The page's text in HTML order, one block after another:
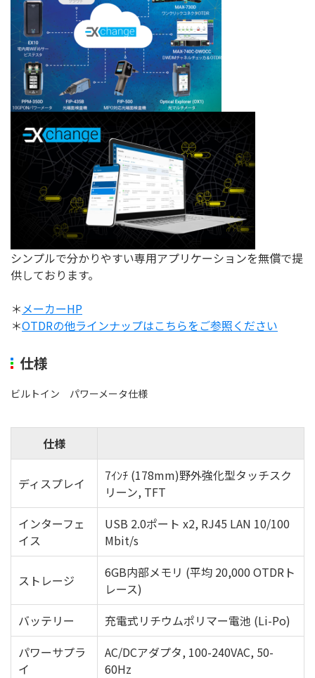
シンプルで分かりやすい専用アプリケーションを無償で提
供しております。
＊メーカーHP
＊OTDRの他ラインナップはこちらをご参照ください
仕様
ビルトイン パワーメータ仕様​
仕様
ディスプレイ
7ｲﾝﾁ (178mm)野外強化型タッチスク
リーン, TFT
インターフェ
イス
USB 2.0ポート x2, RJ45 LAN 10/100
Mbit/s
ストレージ
6GB内部メモリ (平均 20,000 OTDRト
レース)
バッテリー
充電式リチウムポリマー電池 (Li-Po)
パワーサプラ
イ
AC/DCアダプタ, 100-240VAC, 50-
60Hz